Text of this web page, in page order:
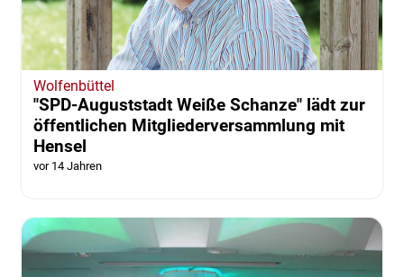
Wolfenbüttel
"SPD-Auguststadt Weiße Schanze" lädt zur
öffentlichen Mitgliederversammlung mit
Hensel
vor 14 Jahren